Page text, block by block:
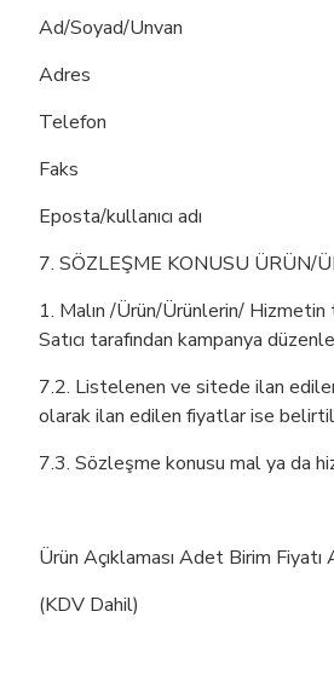
Ad/Soyad/Unvan
Adres
Telefon
Faks
Eposta/kullanıcı adı
7. SÖZLEŞME KONUSU ÜRÜN/
1. Malın /Ürün/Ürünlerin/
Satıcı tarafından kampanya
7.2. Listelenen ve sitede ilan
olarak ilan edilen fiyatlar ise
7.3. Sözleşme konusu mal ya da
Ürün Açıklaması Adet Birim
(KDV Dahil)